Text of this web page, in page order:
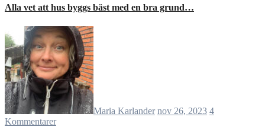
Alla vet att hus byggs bäst med en bra grund…
Maria Karlander nov 26, 2023 4
Kommentarer